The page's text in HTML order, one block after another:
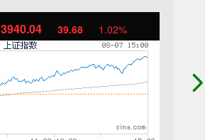
3940.04 39.68 1.02%